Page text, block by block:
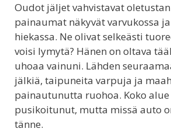
Oudot jäljet vahvistavat
painaumat näkyvät varvukossa
hiekassa. Ne olivat selkeästi
voisi lymytä? Hänen on oltava
uhoaa vainuni. Lähden
jälkiä, taipuneita varpuja ja
painautunutta ruohoa. Koko
pusikoitunut, mutta missä auto
tänne.